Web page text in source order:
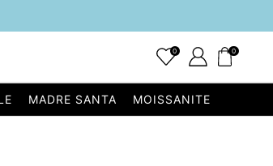
0 0
MADRE SANTA MOISSANITE